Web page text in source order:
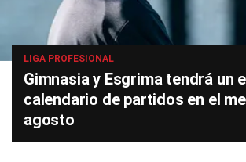
LIGA PROFESIONAL
Gimnasia y Esgrima tendrá un
calendario de partidos en el
agosto